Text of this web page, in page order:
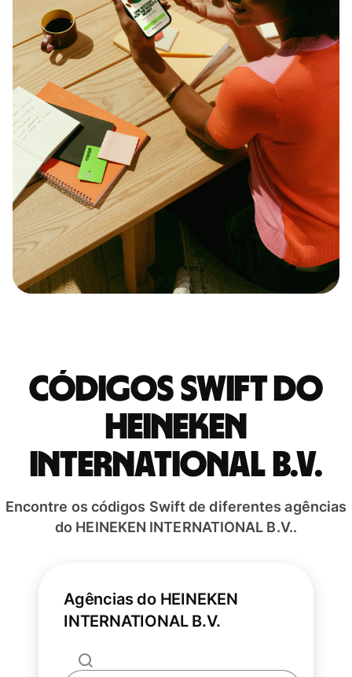
Códigos Swift do
HEINEKEN
INTERNATIONAL B.V.
Encontre os códigos Swift de diferentes agências
do HEINEKEN INTERNATIONAL B.V..
Agências do HEINEKEN
INTERNATIONAL B.V.